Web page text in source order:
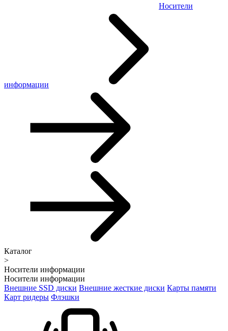
Носители
информации
Каталог
>
Носители информации
Носители информации
Внешние SSD диски Внешние жесткие диски Карты памяти
Карт ридеры Флэшки